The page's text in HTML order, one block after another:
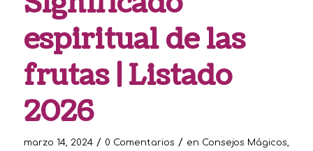
espiritual de las
frutas | Listado
2026
marzo 14, 2024 / 0 Comentarios / en Consejos Mágicos